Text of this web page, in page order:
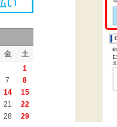
金
土
1
7
8
14
15
21
22
28
29